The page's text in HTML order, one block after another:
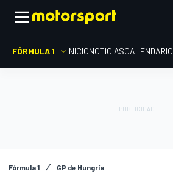
FÓRMULA 1 INICIONOTICIASCALENDARIO
Fórmula 1 GP de Hungría